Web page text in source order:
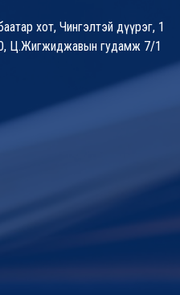
хот, Чингэлтэй дүүрэг, 1
Ц.Жигжиджавын гудамж 7/1